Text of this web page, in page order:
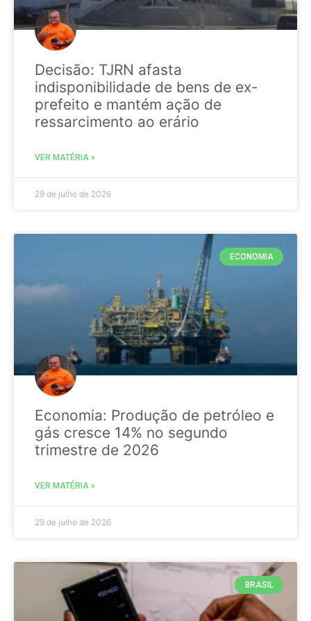
Decisão: TJRN afasta
indisponibilidade de bens de ex-
prefeito e mantém ação de
ressarcimento ao erário
VER MATÉRIA »
29 de julho de 2026
ECONOMIA
Economia: Produção de petróleo e
gás cresce 14% no segundo
trimestre de 2026
VER MATÉRIA »
29 de julho de 2026
BRASIL